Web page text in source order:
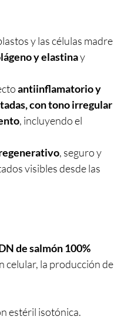
y las células madre
y elastinay
antiinflamatorio y
con tono irregular
, incluyendo el
, seguro y
visibles desde las
de salmón 100%
celular, la producción de
estéril isotónica.